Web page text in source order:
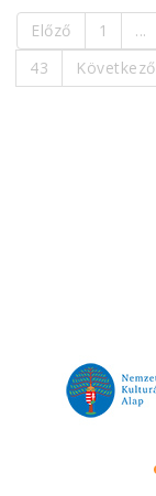
Előző 1 ...
43
Következő